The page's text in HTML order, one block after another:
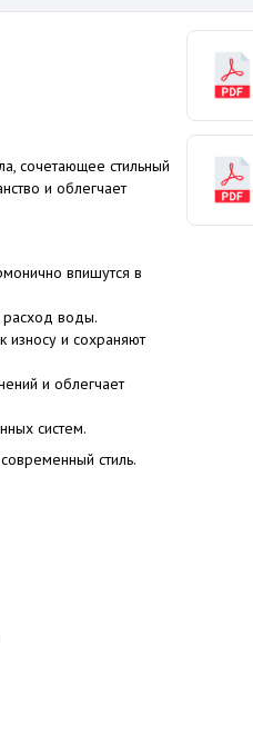
сочетающее стильный
и облегчает
впишутся в
воды.
износу и сохраняют
и облегчает
систем.
стиль.